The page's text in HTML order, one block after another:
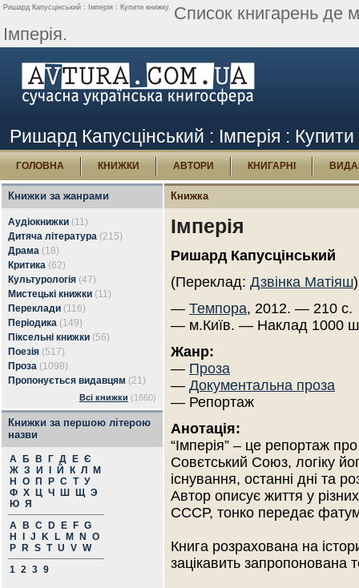
Ришард Капусцінський : Імперія : Купити книжку. Список книгарень де
Імперія.
Ришард Капусцінський : Імперія :
ГОЛОВНА КНИЖКИ АВТОРИ КНИГАРНІ
Книжки за жанрами
Аудіокнижки (11)
Дитяча література (215)
Драма (18)
Критика (62)
Культурологія (47)
Мистецькі книжки (11)
Переклади (116)
Періодика (149)
Піксельні книжки (56)
Поезія (517)
Проза (1098)
Пропонується видавцям (21)
Всі книжки (1660)
Книжки за першою літерою
назви
А Б В Г Д Е Є
Ж З И Й К Л
М
Н
О П Р С Т У
Ф Х Ц Ч Ш Щ Э
Ю Я
A
B C D E F G
H
J K L M N
O
P
R S T U V W
1 2 3 9
Книжка
Імперія
Ришард Капусцінський
(Переклад: Дзвінка Матіяш)
— Темпора, 2012. — 210 с.
— м.Київ. — Наклад 1000
Жанр:
— Проза
— Документальна проза
— Репортаж
Анотація:
“Імперія” – це репортаж про
Совєтський Союз, логіку
існування, останні дні та
Автор описує життя у
СССР, тонко передає фатум
Книга розрахована на
зацікавить запропонована